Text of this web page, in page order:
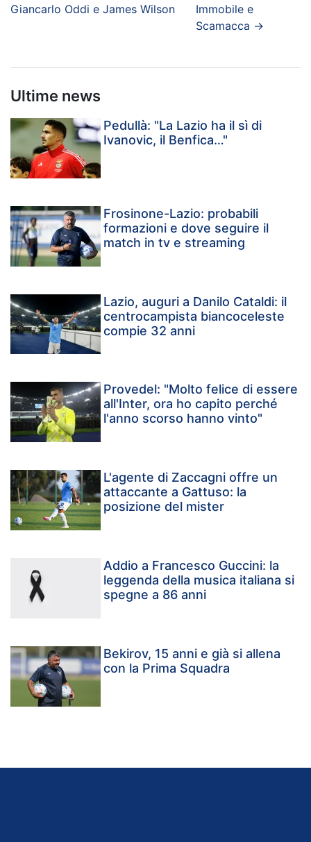
Giancarlo Oddi e James Wilson
Immobile e
Scamacca →
Ultime news
Pedullà: "La Lazio ha il sì di
Ivanovic, il Benfica…"
Frosinone-Lazio: probabili
formazioni e dove seguire il
match in tv e streaming
Lazio, auguri a Danilo Cataldi: il
centrocampista biancoceleste
compie 32 anni
Provedel: "Molto felice di essere
all'Inter, ora ho capito perché
l'anno scorso hanno vinto"
L'agente di Zaccagni offre un
attaccante a Gattuso: la
posizione del mister
Addio a Francesco Guccini: la
leggenda della musica italiana si
spegne a 86 anni
Bekirov, 15 anni e già si allena
con la Prima Squadra